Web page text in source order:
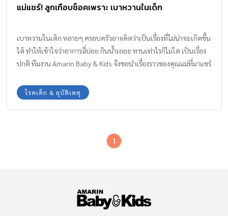
แม่แชร์! ลูกเกือบช็อคเพราะ เบาหวานในเด็ก
เบาหวานในเด็ก หลายๆ ครอบครัวอาจคิดว่าเป็นเรื่องที่ไม่น่าจะเกิดขึ้น
ได้ ทำให้เข้าใจว่าอาการฉี่บ่อย กินน้ำเยอะ ทานเท่าไรก็ไม่โต เป็นเรื่อง
ปกติ ทีมงาน Amarin Baby & Kids จึงขอนำเรื่องราวของคุณแม่ที่มาแชร์
โรคเด็ก & อุบัติเหตุ
1